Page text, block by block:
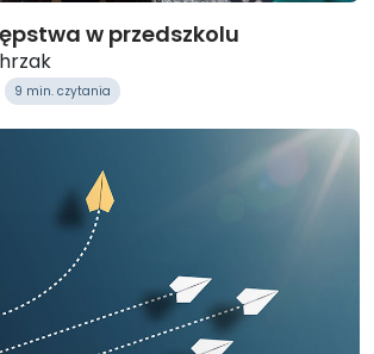
w przedszkolu
9 min. czytania